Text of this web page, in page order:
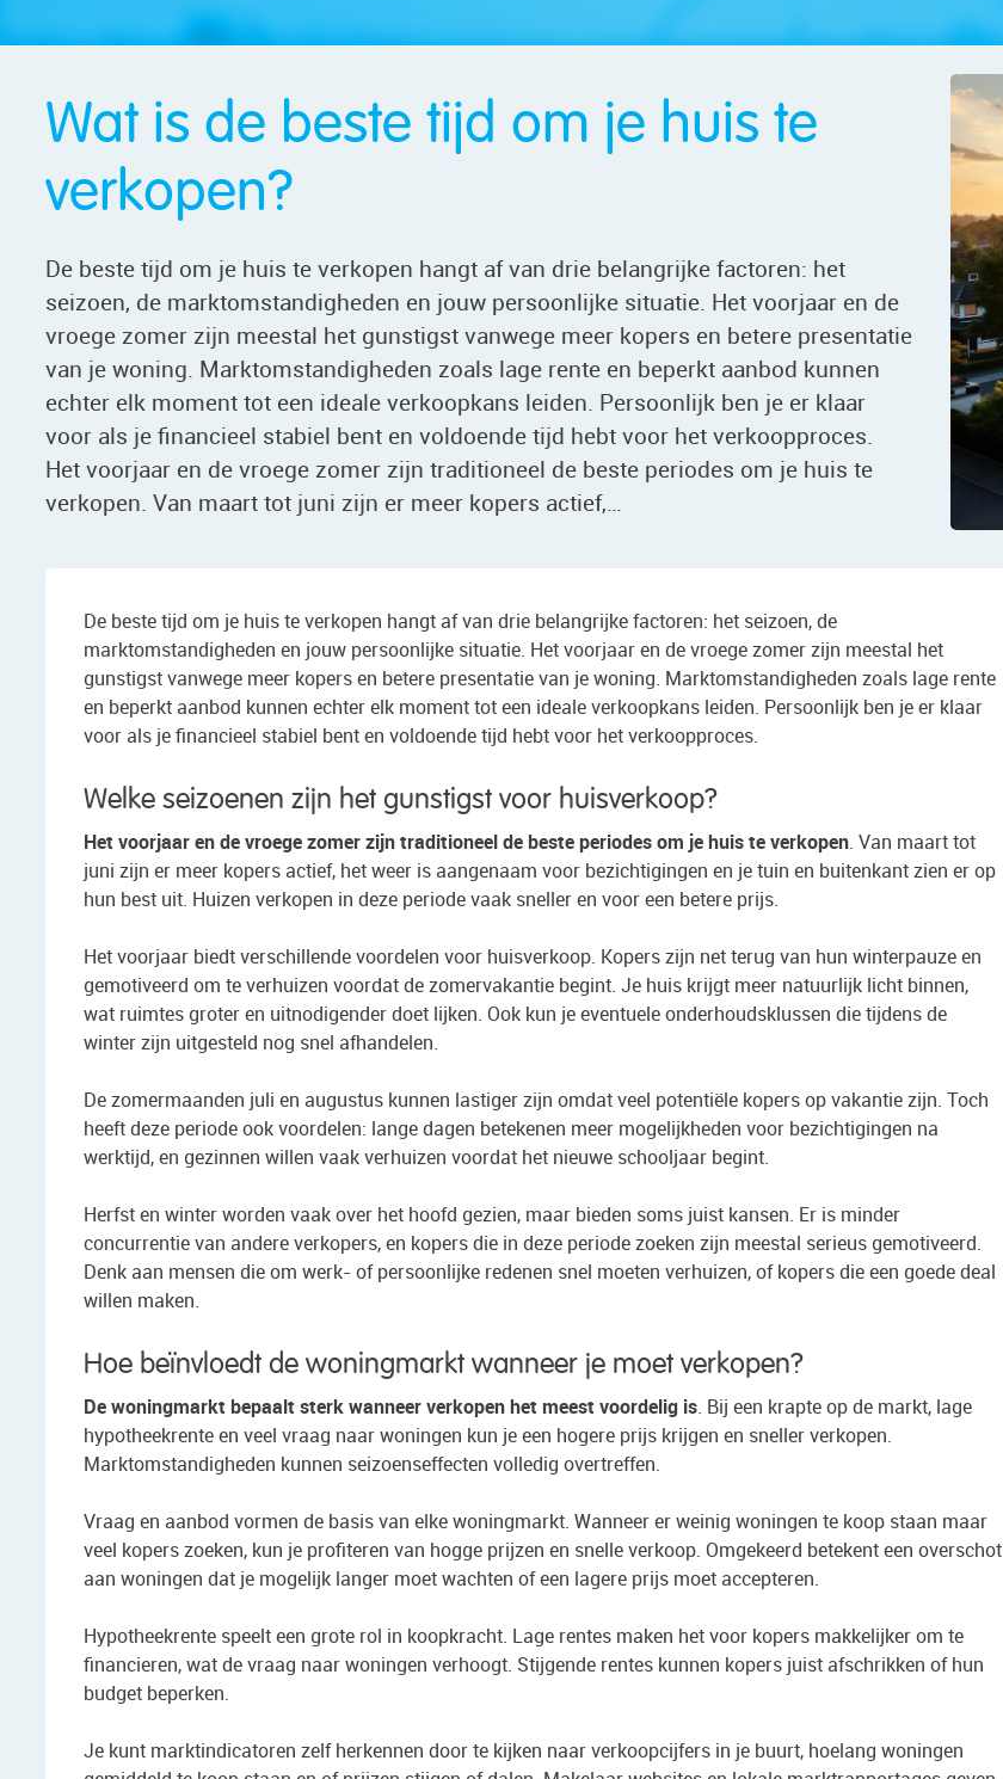
Wat is de beste tijd om je huis te
verkopen?
De beste tijd om je huis te verkopen hangt af van drie belangrijke factoren: het
seizoen, de marktomstandigheden en jouw persoonlijke situatie. Het voorjaar en de
vroege zomer zijn meestal het gunstigst vanwege meer kopers en betere presentatie
van je woning. Marktomstandigheden zoals lage rente en beperkt aanbod kunnen
echter elk moment tot een ideale verkoopkans leiden. Persoonlijk ben je er klaar
voor als je financieel stabiel bent en voldoende tijd hebt voor het verkoopproces.
Het voorjaar en de vroege zomer zijn traditioneel de beste periodes om je huis te
verkopen. Van maart tot juni zijn er meer kopers actief,…
De beste tijd om je huis te verkopen hangt af van drie belangrijke factoren: het seizoen, de
marktomstandigheden en jouw persoonlijke situatie. Het voorjaar en de vroege zomer zijn meestal het
gunstigst vanwege meer kopers en betere presentatie van je woning. Marktomstandigheden zoals lage rente
en beperkt aanbod kunnen echter elk moment tot een ideale verkoopkans leiden. Persoonlijk ben je er klaar
voor als je financieel stabiel bent en voldoende tijd hebt voor het verkoopproces.
Welke seizoenen zijn het gunstigst voor huisverkoop?
Het voorjaar en de vroege zomer zijn traditioneel de beste periodes om je huis te verkopen. Van maart tot
juni zijn er meer kopers actief, het weer is aangenaam voor bezichtigingen en je tuin en buitenkant zien er op
hun best uit. Huizen verkopen in deze periode vaak sneller en voor een betere prijs.
Het voorjaar biedt verschillende voordelen voor huisverkoop. Kopers zijn net terug van hun winterpauze en
gemotiveerd om te verhuizen voordat de zomervakantie begint. Je huis krijgt meer natuurlijk licht binnen,
wat ruimtes groter en uitnodigender doet lijken. Ook kun je eventuele onderhoudsklussen die tijdens de
winter zijn uitgesteld nog snel afhandelen.
De zomermaanden juli en augustus kunnen lastiger zijn omdat veel potentiële kopers op vakantie zijn. Toch
heeft deze periode ook voordelen: lange dagen betekenen meer mogelijkheden voor bezichtigingen na
werktijd, en gezinnen willen vaak verhuizen voordat het nieuwe schooljaar begint.
Herfst en winter worden vaak over het hoofd gezien, maar bieden soms juist kansen. Er is minder
concurrentie van andere verkopers, en kopers die in deze periode zoeken zijn meestal serieus gemotiveerd.
Denk aan mensen die om werk- of persoonlijke redenen snel moeten verhuizen, of kopers die een goede deal
willen maken.
Hoe beïnvloedt de woningmarkt wanneer je moet verkopen?
De woningmarkt bepaalt sterk wanneer verkopen het meest voordelig is. Bij een krapte op de markt, lage
hypotheekrente en veel vraag naar woningen kun je een hogere prijs krijgen en sneller verkopen.
Marktomstandigheden kunnen seizoenseffecten volledig overtreffen.
Vraag en aanbod vormen de basis van elke woningmarkt. Wanneer er weinig woningen te koop staan maar
veel kopers zoeken, kun je profiteren van hogge prijzen en snelle verkoop. Omgekeerd betekent een overschot
aan woningen dat je mogelijk langer moet wachten of een lagere prijs moet accepteren.
Hypotheekrente speelt een grote rol in koopkracht. Lage rentes maken het voor kopers makkelijker om te
financieren, wat de vraag naar woningen verhoogt. Stijgende rentes kunnen kopers juist afschrikken of hun
budget beperken.
Je kunt marktindicatoren zelf herkennen door te kijken naar verkoopcijfers in je buurt, hoelang woningen